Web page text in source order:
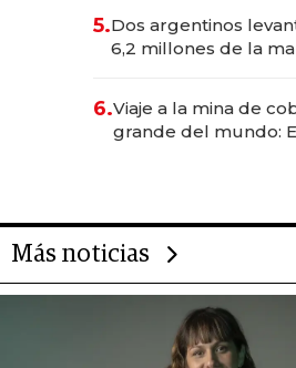
para convertirse en
transformadoras
5.Dos argentinos
6,2 millones de la
6.Viaje a la mina de
grande del mundo:
Más noticias